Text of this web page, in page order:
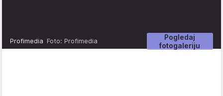
Pogledaj
fotogaleriju
Profimedia Foto: Profimedia